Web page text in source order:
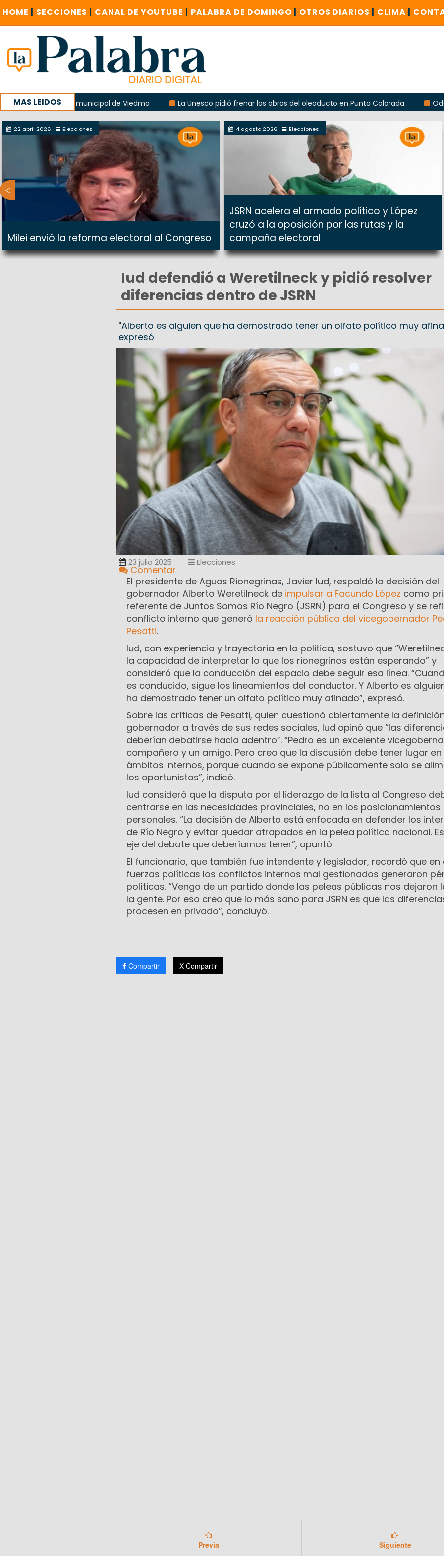
HOME | SECCIONES | CANAL DE YOUTUBE | PALABRA DE DOMINGO | OTROS DIARIOS | CLIMA |
MAS LEIDOS
albergue municipal de Viedma La Unesco pidió frenar las obras del oleoducto en Punta Colorada
Odarda
provincial en Roca
22 abril 2026 Elecciones
Milei envió la reforma electoral al Congreso
4 agosto 2026 Elecciones
JSRN acelera el armado político y López
cruzó a la oposición por las rutas y la
campaña electoral
Iud defendió a Weretilneck y pidió resolver
diferencias dentro de JSRN
"Alberto es alguien que ha demostrado tener un olfato político muy
expresó
23 julio 2025 Elecciones
Comentar
El presidente de Aguas Rionegrinas, Javier Iud, respaldó la decisión del
gobernador Alberto Weretilneck de impulsar a Facundo López como
referente de Juntos Somos Río Negro (JSRN) para el Congreso y se
conflicto interno que generó la reacción pública del vicegobernador
Pesatti.
Iud, con experiencia y trayectoria en la politica, sostuvo que
la capacidad de interpretar lo que los rionegrinos están esperando” y
consideró que la conducción del espacio debe seguir esa línea.
es conducido, sigue los lineamientos del conductor. Y Alberto es
ha demostrado tener un olfato político muy afinado”, expresó.
Sobre las críticas de Pesatti, quien cuestionó abiertamente la
gobernador a través de sus redes sociales, Iud opinó que “las
deberían debatirse hacia adentro”. “Pedro es un excelente
compañero y un amigo. Pero creo que la discusión debe tener lugar en
ámbitos internos, porque cuando se expone públicamente solo se
los oportunistas”, indicó.
Iud consideró que la disputa por el liderazgo de la lista al Congreso
centrarse en las necesidades provinciales, no en los posicionamientos
personales. “La decisión de Alberto está enfocada en defender los
de Río Negro y evitar quedar atrapados en la pelea política nacional.
eje del debate que deberíamos tener”, apuntó.
El funcionario, que también fue intendente y legislador, recordó que en
fuerzas políticas los conflictos internos mal gestionados generaron
políticas. “Vengo de un partido donde las peleas públicas nos dejaron
la gente. Por eso creo que lo más sano para JSRN es que las
procesen en privado”, concluyó.
Compartir X Compartir
Previa
Siguiente